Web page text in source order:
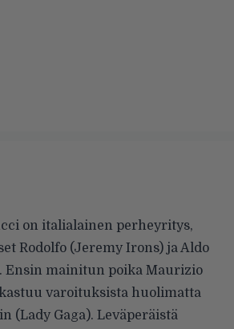
on italialainen perheyritys,
Rodolfo (Jeremy Irons) ja Aldo
Ensin mainitun poika Maurizio
varoituksista huolimatta
(Lady Gaga). Leväperäistä